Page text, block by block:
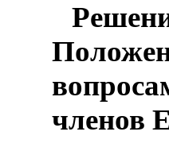
членов